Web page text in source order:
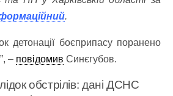
.
детонації боєприпасу поранено
– повідомив Синєгубов.
обстрілів: дані ДСНС